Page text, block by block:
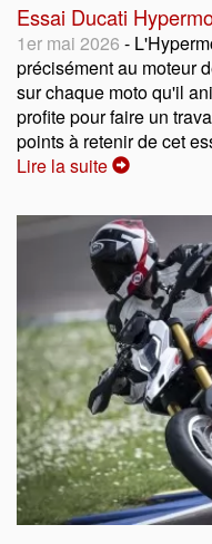
Essai Ducati
1er mai 2026 -
précisément au moteur
sur chaque moto qu'il
profite pour faire un
points à retenir de cet
Lire la suite